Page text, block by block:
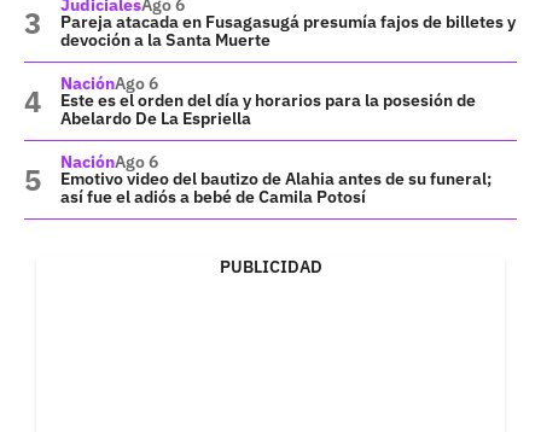
JudicialesAgo 6
Pareja atacada en Fusagasugá presumía fajos de billetes y
devoción a la Santa Muerte
NaciónAgo 6
Este es el orden del día y horarios para la posesión de
Abelardo De La Espriella
NaciónAgo 6
Emotivo video del bautizo de Alahia antes de su funeral;
así fue el adiós a bebé de Camila Potosí
PUBLICIDAD